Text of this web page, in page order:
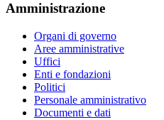
Amministrazione
Organi di governo
Aree amministrative
Uffici
Enti e fondazioni
Politici
Personale amministrativo
Documenti e dati